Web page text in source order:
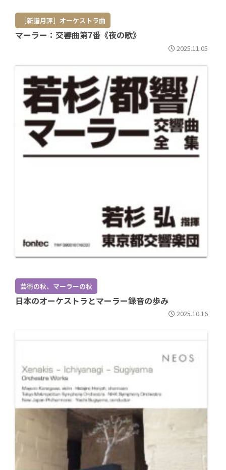
［新譜月評］オーケストラ曲
マーラー：交響曲第7番《夜の歌》
2025.11.05
芸術の秋、マーラーの秋
日本のオーケストラとマーラー録音の歩み
2025.10.16